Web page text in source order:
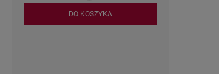
DO KOSZYKA